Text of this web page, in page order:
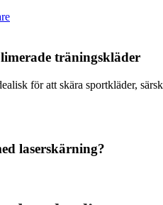
träningskläder
för att skära sportkläder,
laserskärning?